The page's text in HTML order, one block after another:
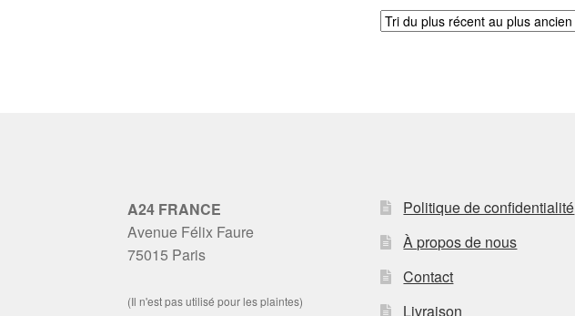
A24 FRANCE
Avenue Félix Faure
75015 Paris
(Il n'est pas utilisé pour les plaintes)
Politique de confidentialité
À propos de nous
Contact
Livraison